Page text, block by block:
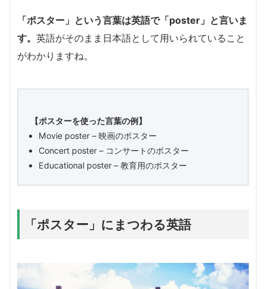
「ポスター」という言葉は英語で「poster」と言いま
す。 英語がそのまま日本語として用いられていること
がわかりますね。
【ポスターを使った言葉の例】
Movie poster – 映画のポスター
Concert poster – コンサートのポスター
Educational poster – 教育用のポスター
「ポスター」にまつわる英語